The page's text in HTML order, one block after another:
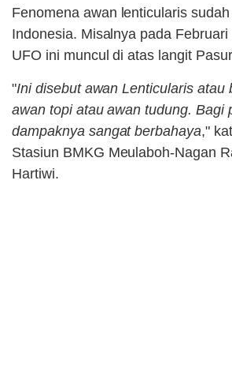
Fenomena awan lenticularis
Indonesia. Misalnya pada
UFO ini muncul di atas langit
"Ini disebut awan Lenticularis atau
awan topi atau awan tudung. Bagi
dampaknya sangat berbahaya,"
Stasiun BMKG Meulaboh-Nagan
Hartiwi.